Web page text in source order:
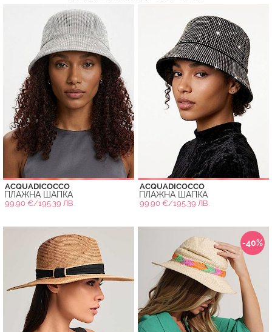
ACQUADICOCCO
ПЛАЖНА ШАПКА
99.90 €/195.39 ЛВ.
ACQUADICOCCO
ПЛАЖНА ШАПКА
99.90 €/195.39 ЛВ.
-40%